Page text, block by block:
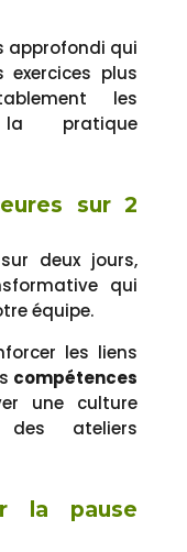
approfondi qui
plus
les
la pratique
sur 2
deux jours,
qui
équipe.
les liens
compétences
une culture
ateliers
la pause